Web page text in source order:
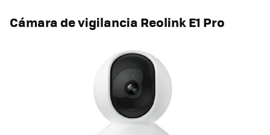
Cámara de vigilancia Reolink E1 Pro